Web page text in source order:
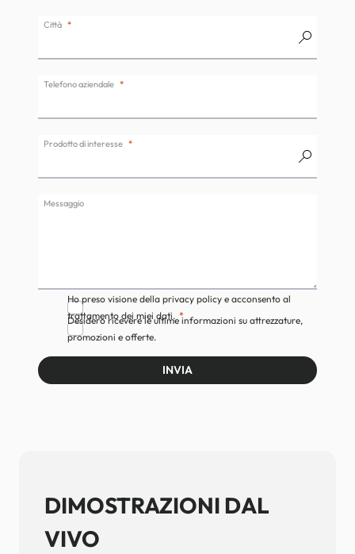
Città
Telefono aziendale
Prodotto di interesse
Messaggio
Ho preso visione della privacy policy e acconsento al
trattamento dei miei dati.
Desidero ricevere le ultime informazioni su attrezzature,
promozioni e offerte.
INVIA
DIMOSTRAZIONI DAL
VIVO